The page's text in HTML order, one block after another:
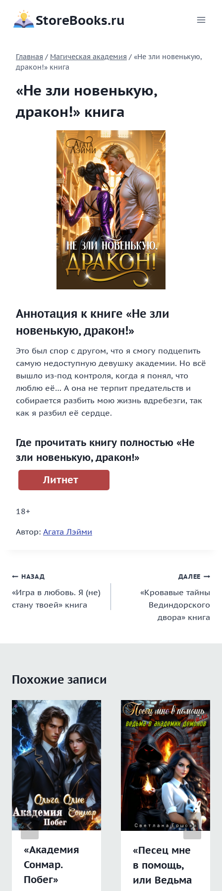
содержимому
StoreBooks.ru
Главная / Магическая академия / «Не зли новенькую,
дракон!» книга
«Не зли новенькую,
дракон!» книга
Аннотация к книге «Не зли
новенькую, дракон!»
Это был спор с другом, что я смогу подцепить
самую недоступную девушку академии. Но всё
вышло из-под контроля, когда я понял, что
люблю её… А она не терпит предательств и
собирается разбить мою жизнь вдребезги, так
как я разбил её сердце.
Где прочитать книгу полностью «Не
зли новенькую, дракон!»
Литнет
18+
Автор: Агата Лэйми
Навигация
по
записям
НАЗАД
«Игра в любовь. Я (не)
стану твоей» книга
ДАЛЕЕ
«Кровавые тайны
Вединдорского
двора» книга
Похожие записи
«Академия
Сонмар.
Побег»
«Песец мне
в помощь,
или Ведьма